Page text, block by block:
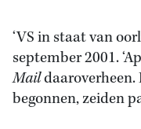
‘VS in staat van
september 2001.
Maildaaroverheen.
begonnen, zeiden